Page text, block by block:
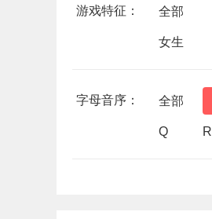
游戏特征： 全部
女生
字母音序： 全部
Q R